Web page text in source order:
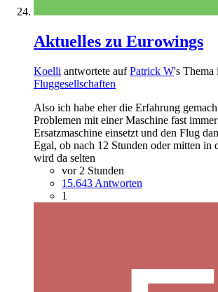
Aktuelles zu Eurowings
Koelli antwortete aufPatrick W's Thema
Fluggesellschaften
Also ich habe eher die Erfahrung
Problemen mit einer Maschine fast
Ersatzmaschine einsetzt und den Flug
Egal, ob nach 12 Stunden oder mitten in
wird da selten
vor 2 Stunden
15.643 Antworten
1